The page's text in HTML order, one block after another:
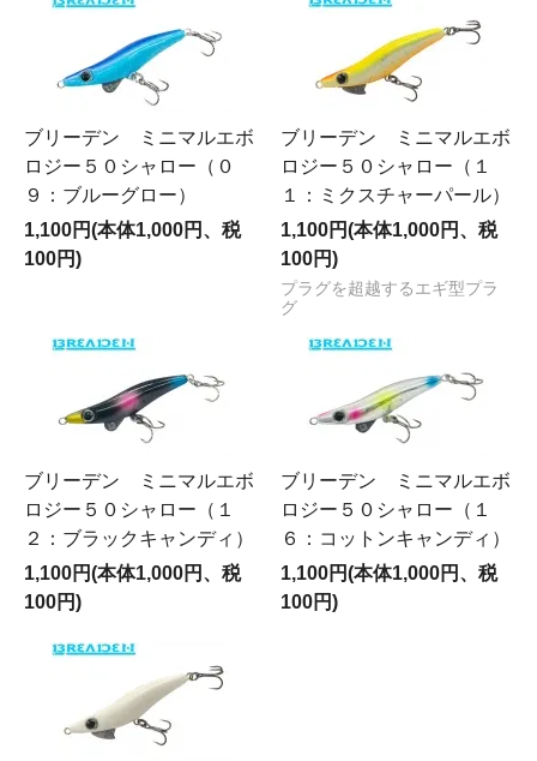
ブリーデン ミニマルエボ
ロジー５０シャロー（０
９：ブルーグロー）
1,100円(本体1,000円、税
100円)
ブリーデン ミニマルエボ
ロジー５０シャロー（１
１：ミクスチャーパール）
1,100円(本体1,000円、税
100円)
プラグを超越するエギ型プラ
グ
ブリーデン ミニマルエボ
ロジー５０シャロー（１
２：ブラックキャンディ）
1,100円(本体1,000円、税
100円)
ブリーデン ミニマルエボ
ロジー５０シャロー（１
６：コットンキャンディ）
1,100円(本体1,000円、税
100円)